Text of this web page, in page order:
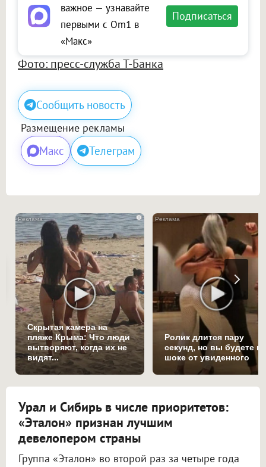
важное — узнавайте
первыми с Om1 в
«Макс»
Подписаться
Фото: пресс-служба Т-Банка
Сообщить новость
Размещение рекламы
Макс Телеграм
i
Скрытая камера на
пляже Крыма: Что люди
вытворяют, когда их не
видят...
Ролик длится пару
секунд, но вы будете в
шоке от увиденного
Урал и Сибирь в числе приоритетов:
«Эталон» признан лучшим
девелопером страны
Группа «Эталон» во второй раз за четыре года